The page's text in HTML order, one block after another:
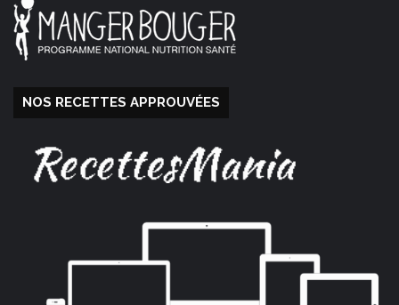
NOS RECETTES APPROUVÉES